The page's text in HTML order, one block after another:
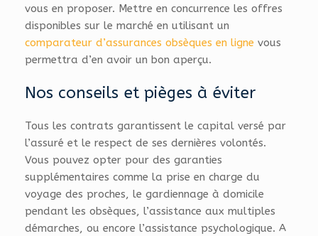
vous en proposer. Mettre en concurrence les offres
disponibles sur le marché en utilisant un
comparateur d’assurances obsèques en ligne vous
permettra d’en avoir un bon aperçu.
Nos conseils et pièges à éviter
Tous les contrats garantissent le capital versé par
l’assuré et le respect de ses dernières volontés.
Vous pouvez opter pour des garanties
supplémentaires comme la prise en charge du
voyage des proches, le gardiennage à domicile
pendant les obsèques, l’assistance aux multiples
démarches, ou encore l’assistance psychologique. A